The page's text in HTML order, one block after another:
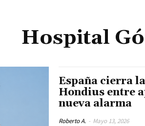
Hospital
España cierra
Hondius entre
nueva alarma
Roberto A. - Mayo 13, 2026